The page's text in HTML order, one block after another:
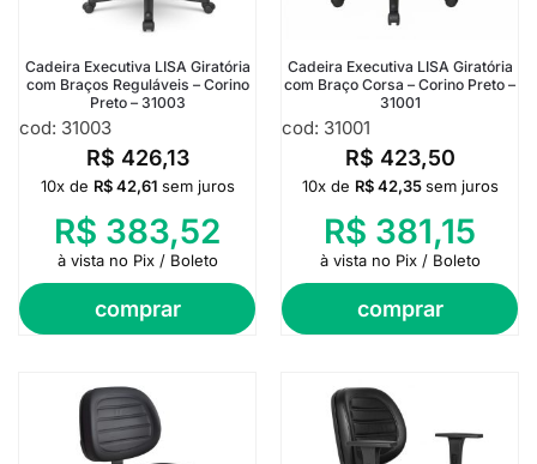
Cadeira Executiva LISA Giratória
com Braços Reguláveis – Corino
Preto – 31003
cod: 31003
R$ 426,13
comprar
10x de R$42,61 sem juros
R$ 383,52
à vista no Pix / Boleto
Cadeira Executiva LISA Giratória
com Braço Corsa – Corino Preto –
31001
cod: 31001
R$ 423,50
comprar
10x de R$42,35 sem juros
R$ 381,15
à vista no Pix / Boleto